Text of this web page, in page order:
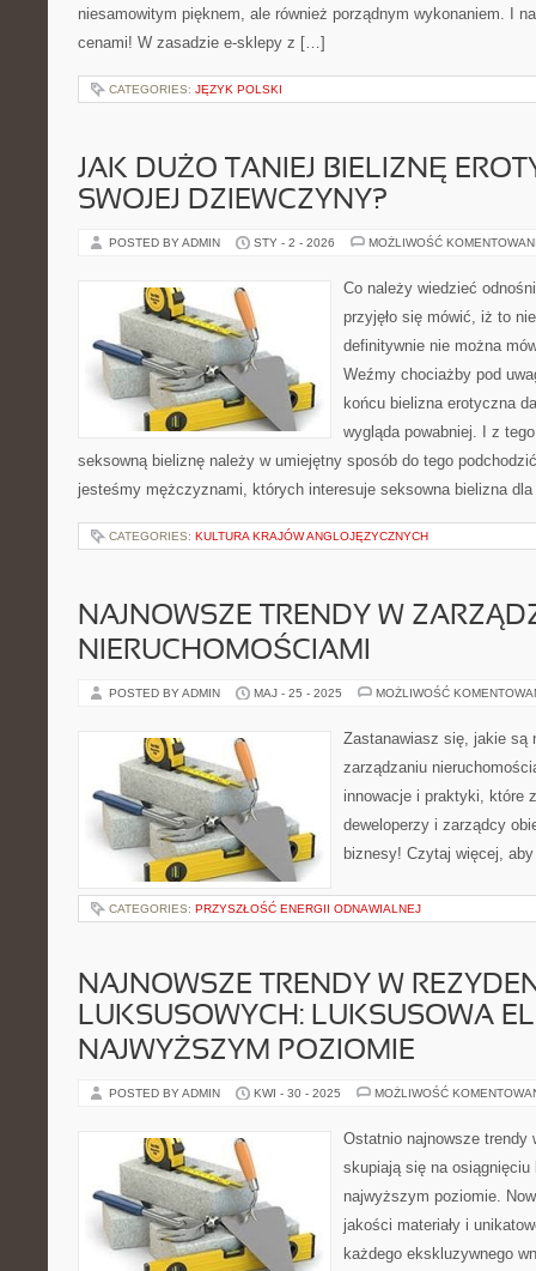
niesamowitym pięknem, ale również porządnym wykonaniem. I
cenami! W zasadzie e-sklepy z […]
CATEGORIES: JĘZYK POLSKI
JAK DUŻO TANIEJ BIELIZNĘ
SWOJEJ DZIEWCZYNY?
POSTED BY ADMIN STY - 2 - 2026 MOŻLIWOŚĆ
Co należy wiedzieć
przyjęło się mówić, iż to
definitywnie nie można
Weźmy chociażby pod
końcu bielizna erotyczna
wygląda powabniej. I z
seksowną bieliznę należy w umiejętny sposób do tego
jesteśmy mężczyznami, których interesuje seksowna bielizna
CATEGORIES: KULTURA KRAJÓW ANGLOJĘZYCZNYCH
NAJNOWSZE TRENDY W
NIERUCHOMOŚCIAMI
POSTED BY ADMIN MAJ - 25 - 2025 MOŻLIWOŚĆ
Zastanawiasz się, jakie są
zarządzaniu
innowacje i praktyki, które
deweloperzy i zarządcy
biznesy! Czytaj więcej,
CATEGORIES: PRZYSZŁOŚĆ ENERGII ODNAWIALNEJ
NAJNOWSZE TRENDY W
LUKSUSOWYCH: LUKSUSOWA
NAJWYŻSZYM POZIOMIE
POSTED BY ADMIN KWI - 30 - 2025 MOŻLIWOŚĆ
Ostatnio najnowsze trendy
skupiają się na
najwyższym poziomie.
jakości materiały i
każdego ekskluzywnego